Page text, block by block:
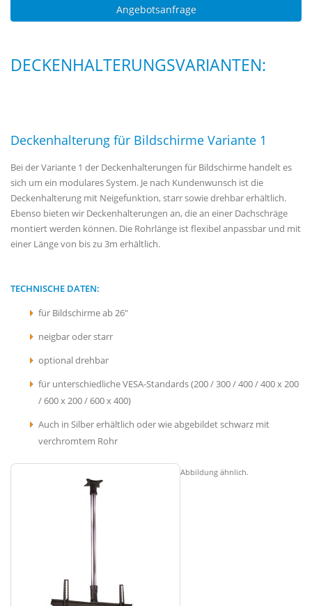
Angebotsanfrage
DECKENHALTERUNGSVARIANTEN:
Deckenhalterung für Bildschirme Variante 1
Bei der Variante 1 der Deckenhalterungen für Bildschirme handelt es
sich um ein modulares System. Je nach Kundenwunsch ist die
Deckenhalterung mit Neigefunktion, starr sowie drehbar erhältlich.
Ebenso bieten wir Deckenhalterungen an, die an einer Dachschräge
montiert werden können. Die Rohrlänge ist flexibel anpassbar und mit
einer Länge von bis zu 3m erhältlich.
TECHNISCHE DATEN:
für Bildschirme ab 26"
neigbar oder starr
optional drehbar
für unterschiedliche VESA-Standards (200 / 300 / 400 / 400 x 200
/ 600 x 200 / 600 x 400)
Auch in Silber erhältlich oder wie abgebildet schwarz mit
verchromtem Rohr
Abbildung ähnlich.